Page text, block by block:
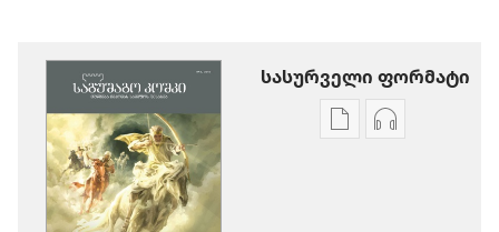
სასურველი ფორმატი
პუბლიკაციების